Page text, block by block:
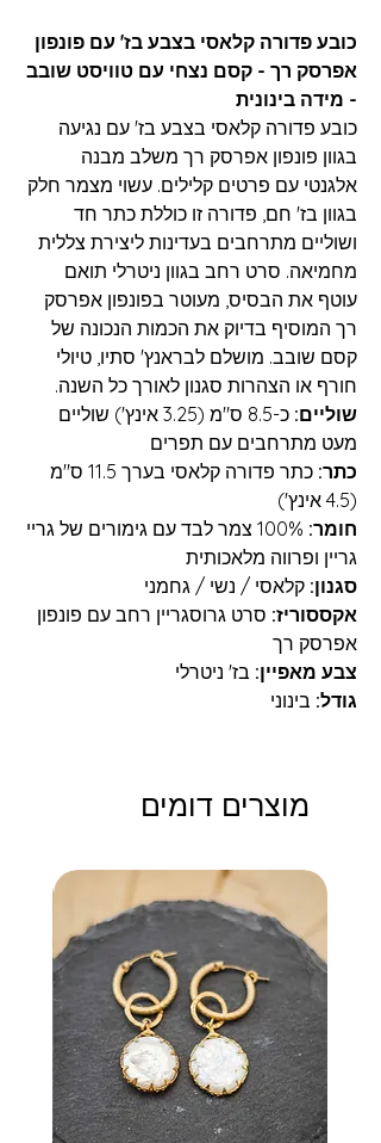
כובע פדורה קלאסי בצבע בז' עם פונפון
אפרסק רך - קסם נצחי עם טוויסט שובב
- מידה בינונית
כובע פדורה קלאסי בצבע בז' עם נגיעה
בגוון פונפון אפרסק רך משלב מבנה
אלגנטי עם פרטים קלילים. עשוי מצמר חלק
בגוון בז' חם, פדורה זו כוללת כתר חד
ושוליים מתרחבים בעדינות ליצירת צללית
מחמיאה. סרט רחב בגוון ניטרלי תואם
עוטף את הבסיס, מעוטר בפונפון אפרסק
רך המוסיף בדיוק את הכמות הנכונה של
קסם שובב. מושלם לבראנץ' סתיו, טיולי
חורף או הצהרות סגנון לאורך כל השנה.
שוליים:
כ-8.5 ס"מ (3.25 אינץ') שוליים
מעט מתרחבים עם תפרים
כתר:
כתר פדורה קלאסי בערך 11.5 ס"מ
(4.5 אינץ')
חומר:
100% צמר לבד עם גימורים של גריי
גריין ופרווה מלאכותית
סגנון: קלאסי / נשי / גחמני
אקססוריז: סרט גרוסגריין רחב עם פונפון
אפרסק רך
צבע מאפיין: בז' ניטרלי
גודל: בינוני
מוצרים דומים